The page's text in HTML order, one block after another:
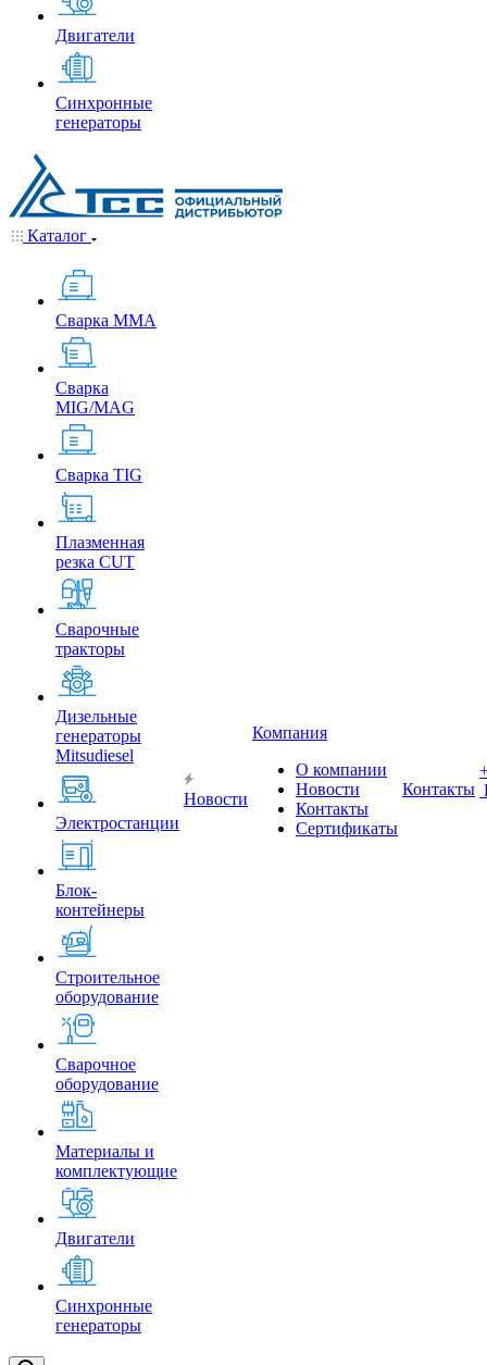
Двигатели
Синхронные
генераторы
Каталог
Сварка MMA
Сварка
MIG/MAG
Сварка TIG
Плазменная
резка CUT
Сварочные
тракторы
Дизельные
генераторы
Mitsudiesel
Электростанции
Блок-
контейнеры
Строительное
оборудование
Сварочное
оборудование
Материалы и
комплектующие
Двигатели
Синхронные
генераторы
Новости
Компания
О компании
Новости
Контакты
Сертификаты
Контакты